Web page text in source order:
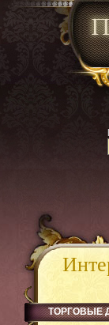
ТОРГОВЫЕ